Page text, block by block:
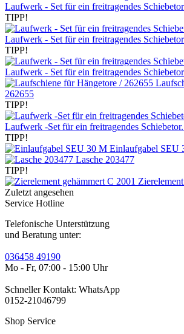
Laufwerk - Set für ein freitragendes
TIPP!
Laufwerk - Set für ein freitragendes
TIPP!
Laufwerk - Set für ein freitragendes
262655
TIPP!
Laufwerk -Set für ein freitragendes
TIPP!
Einlaufgabel SEU
Lasche 203477
TIPP!
Zuletzt angesehen
Service Hotline
Telefonische Unterstützung
und Beratung unter:
036458 49190
Mo - Fr, 07:00 - 15:00 Uhr
Schneller Kontakt: WhatsApp
0152-21046799
Shop Service